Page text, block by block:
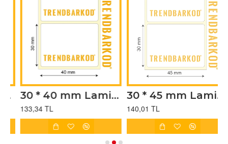
30 * 40 mm Lamine Termal Yapışkanlı Etiket (1000)
133,34 TL
30 * 45 mm Lamine Termal Yapışkanlı Etiket (1000)
140,01 TL